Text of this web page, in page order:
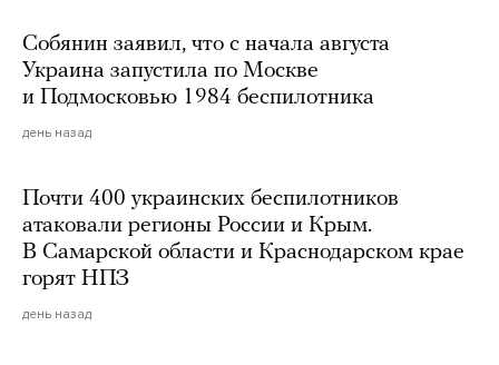
Собянин заявил, что с начала августа
Украина запустила по Москве
и Подмосковью 1984 беспилотника
день назад
Почти 400 украинских беспилотников
атаковали регионы России и Крым.
В Самарской области и Краснодарском крае
горят НПЗ
день назад